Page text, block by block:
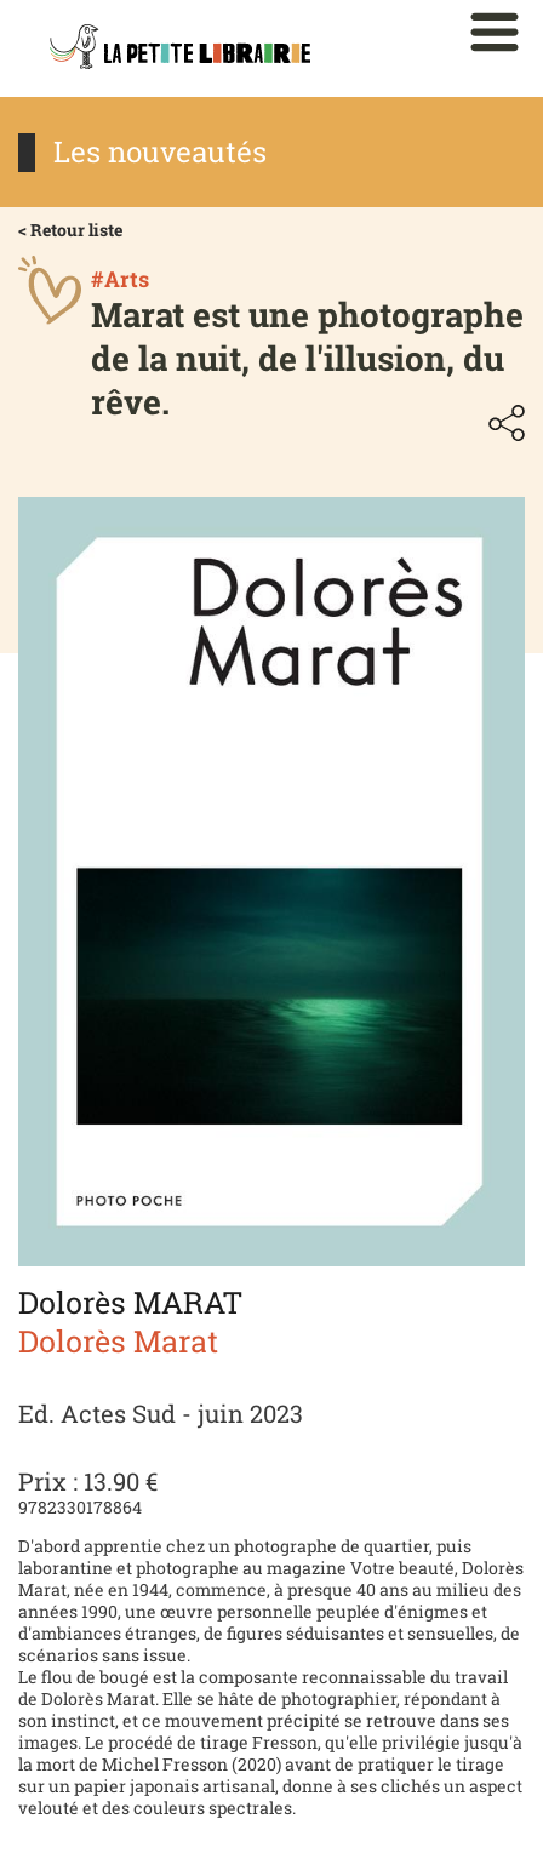
Les nouveautés
< Retour liste
#Arts
Marat est une photographe
de la nuit, de l'illusion, du
rêve.
Dolorès MARAT
Dolorès Marat
Ed. Actes Sud - juin 2023
Prix : 13.90 €
9782330178864
D'abord apprentie chez un photographe de quartier, puis
laborantine et photographe au magazine Votre beauté, Dolorès
Marat, née en 1944, commence, à presque 40 ans au milieu des
années 1990, une œuvre personnelle peuplée d'énigmes et
d'ambiances étranges, de figures séduisantes et sensuelles, de
scénarios sans issue.
Le flou de bougé est la composante reconnaissable du travail
de Dolorès Marat. Elle se hâte de photographier, répondant à
son instinct, et ce mouvement précipité se retrouve dans ses
images. Le procédé de tirage Fresson, qu'elle privilégie jusqu'à
la mort de Michel Fresson (2020) avant de pratiquer le tirage
sur un papier japonais artisanal, donne à ses clichés un aspect
velouté et des couleurs spectrales.